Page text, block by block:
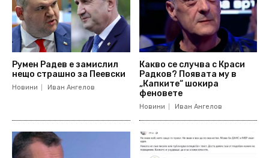
Румен Радев е замислил
нещо страшно за Пеевски
Новини Иван Ангелов
Какво се случва с Краси
Радков? Появата му в
„Капките“ шокира
феновете
Новини Иван Ангелов